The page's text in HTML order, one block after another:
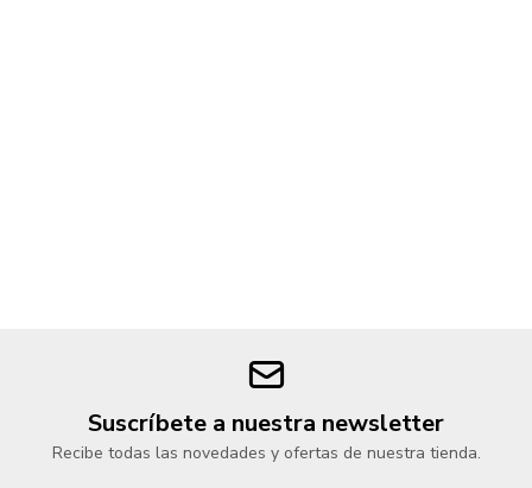
Suscríbete a nuestra newsletter
Recibe todas las novedades y ofertas de nuestra tienda.